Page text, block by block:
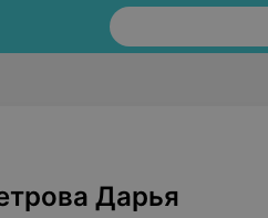
Дарья